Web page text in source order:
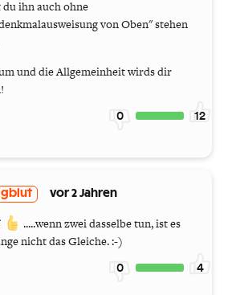
ihn auch ohne
von Oben" stehen
und die Allgemeinheit wirds dir
0 12
vor 2 Jahren
.....wenn zwei dasselbe tun, ist es
nicht das Gleiche. :-)
0 4